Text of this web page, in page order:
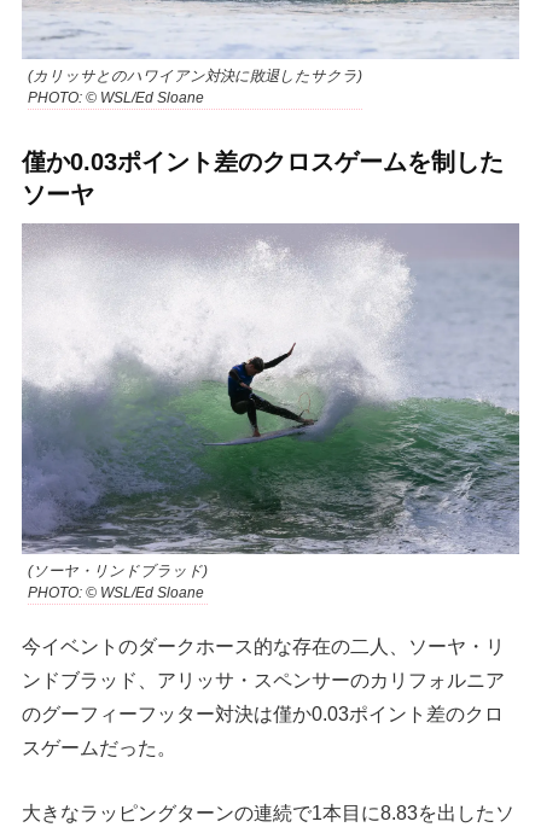
(カリッサとのハワイアン対決に敗退したサクラ)
PHOTO: © WSL/Ed Sloane
僅か0.03ポイント差のクロスゲームを制した
ソーヤ
(ソーヤ・リンドブラッド)
PHOTO: © WSL/Ed Sloane
今イベントのダークホース的な存在の二人、ソーヤ・リ
ンドブラッド、アリッサ・スペンサーのカリフォルニア
のグーフィーフッター対決は僅か0.03ポイント差のクロ
スゲームだった。
大きなラッピングターンの連続で1本目に8.83を出したソ